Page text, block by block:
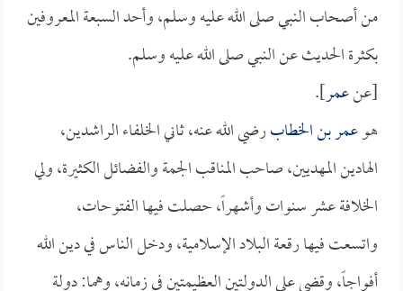
من أصحاب النبي صلى الله عليه وسلم، وأحد السبعة المعروفين
بكثرة الحديث عن النبي صلى الله عليه وسلم.
[عنعمر].
هوعمر بن الخطابرضي الله عنه، ثاني الخلفاء الراشدين،
الهادين المهديين، صاحب المناقب الجمة والفضائل الكثيرة، ولي
الخلافة عشر سنوات وأشهراً، حصلت فيها الفتوحات،
واتسعت فيها رقعة البلاد الإسلامية، ودخل الناس في دين الله
أفواجاً، وقضي على الدولتين العظيمتين في زمانه، وهما: دولة